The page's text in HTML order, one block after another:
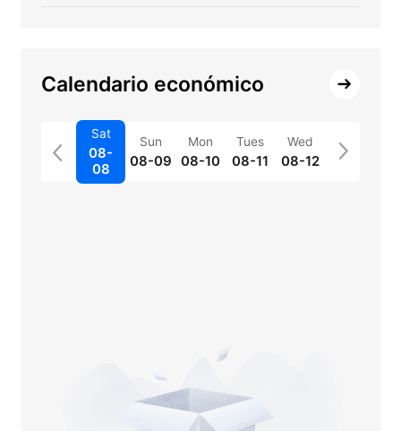
Calendario económico
Sat
08-
08
Sun
08-09
Mon
08-10
Tues
08-11
Wed
08-12